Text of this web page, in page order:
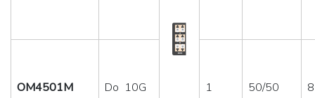
OM4501M Do 10G 1 50/50